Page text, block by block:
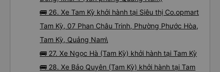
🚌 26. Xe Tam Kỳ khởi hành tại Siêu thị Co.opmart
Tam Kỳ, 07 Phan Châu Trinh, Phường Phước Hòa,
Tam Kỳ, Quảng Nam\
🚌 27. Xe Ngọc Hà (Tam Kỳ) khởi hành tại Tam Kỳ
🚌 28. Xe Bảo Quyên (Tam Kỳ) khởi hành tại Tam